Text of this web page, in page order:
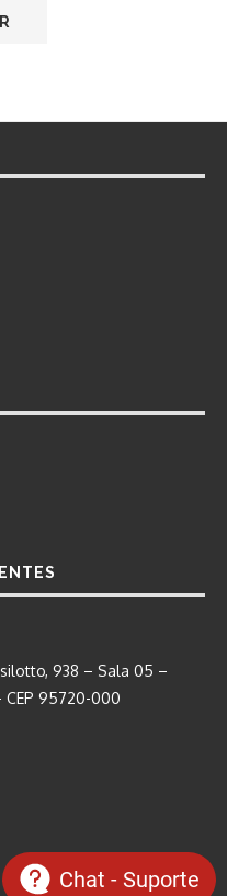
938 – Sala 05 –
CEP 95720-000
Chat - Suporte